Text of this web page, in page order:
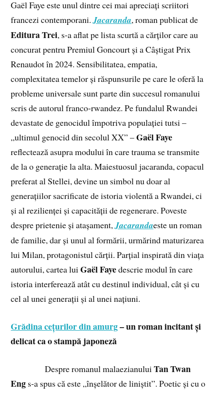
Gaël Faye este unul dintre cei mai apreciați scriitori
francezi contemporani.Jacaranda, roman publicat de
Editura Trei, s-a aflat pe lista scurtă a cărților care au
concurat pentru Premiul Goncourt și a Câștigat Prix
Renaudot în 2024. Sensibilitatea, empatia,
complexitatea temelor și răspunsurile pe care le oferă la
probleme universale sunt parte din succesul romanului
scris de autorul franco-rwandez. Pe fundalul Rwandei
devastate de genocidul împotriva populației tutsi –
„ultimul genocid din secolul XX” –Gaël Faye
reflectează asupra modului în care trauma se transmite
de la o generație la alta. Maiestuosul jacaranda, copacul
preferat al Stellei, devine un simbol nu doar al
generațiilor sacrificate de istoria violentă a Rwandei, ci
și al rezilienței și capacității de regenerare. Poveste
despre prietenie și atașament,Jacarandaeste un roman
de familie, dar și unul al formării, urmărind maturizarea
lui Milan, protagonistul cărții. Parțial inspirată din viața
autorului, cartea luiGaël Fayedescrie modul în care
istoria interferează atât cu destinul individual, cât și cu
cel al unei generații și al unei națiuni.
Grădina cețurilor din amurg– un roman incitant și
delicat ca o stampă japoneză
Despre romanul malaezianuluiTan Twan
Eng s-a spus că este „înșelător de liniștit”. Poetic și cu o